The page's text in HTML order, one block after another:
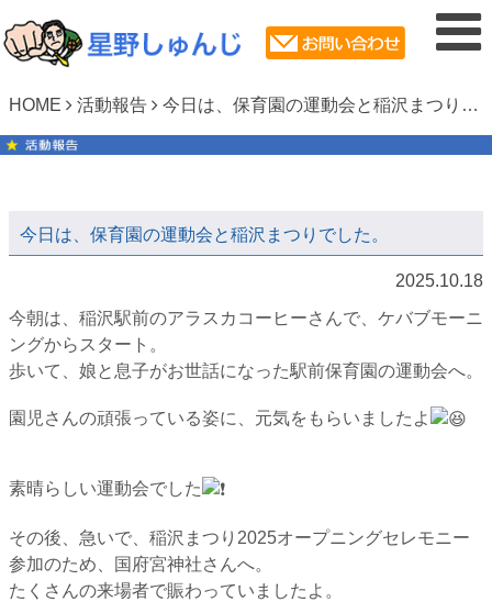
HOME 活動報告 今日は、保育園の運動会と稲沢まつりでした。
今日は、保育園の運動会と稲沢まつりでした。
2025.10.18
今朝は、稲沢駅前のアラスカコーヒーさんで、ケバブモーニ
ングからスタート。
歩いて、娘と息子がお世話になった駅前保育園の運動会へ。
園児さんの頑張っている姿に、元気をもらいましたよ
素晴らしい運動会でした
その後、急いで、稲沢まつり2025オープニングセレモニー
参加のため、国府宮神社さんへ。
たくさんの来場者で賑わっていましたよ。